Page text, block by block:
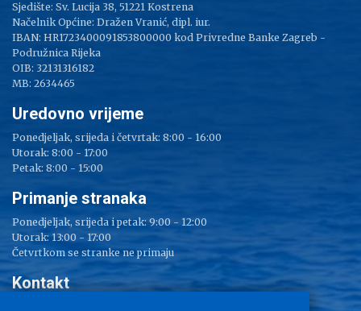
Sjedište: Sv. Lucija 38, 51221 Kostrena
Načelnik Općine: Dražen Vranić, dipl. iur.
IBAN: HR1723400091853800000 kod Privredne Banke Zagreb -
Podružnica Rijeka
OIB: 32131316182
MB: 2634465
Uredovno vrijeme
Ponedjeljak, srijeda i četvrtak: 8:00 - 16:00
Utorak: 8:00 - 17:00
Petak: 8:00 - 15:00
Primanje stranaka
Ponedjeljak, srijeda i petak: 9:00 - 12:00
Utorak: 13:00 - 17:00
Četvrtkom se stranke ne primaju
Kontakt